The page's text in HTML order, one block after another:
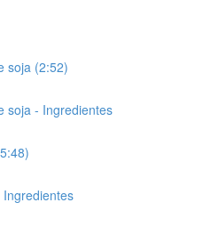
soja (2:52)
soja - Ingredientes